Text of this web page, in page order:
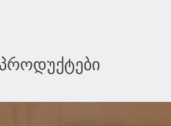
პროდუქტები